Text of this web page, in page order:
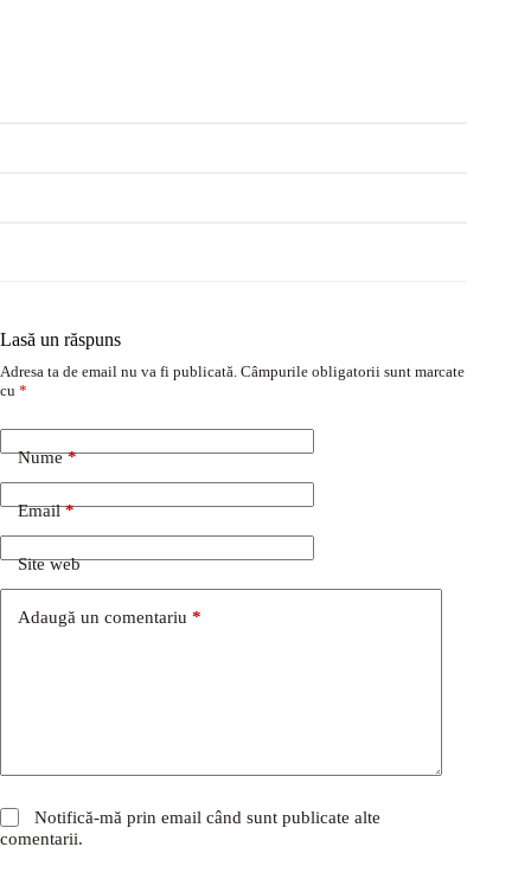
Lasă un răspuns
Adresa ta de email nu va fi publicată. Câmpurile obligatorii sunt marcate
cu *
Nume*
Email*
Site web
Adaugă un comentariu *
Notifică-mă prin email când sunt publicate alte
comentarii.